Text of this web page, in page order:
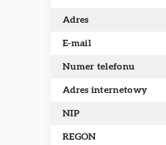
Adres
E-mail
Numer telefonu
Adres internetowy
NIP
REGON